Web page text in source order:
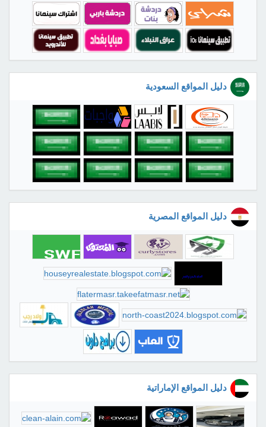
دليل المواقع السعودية
دليل المواقع المصرية
دليل المواقع الإماراتية